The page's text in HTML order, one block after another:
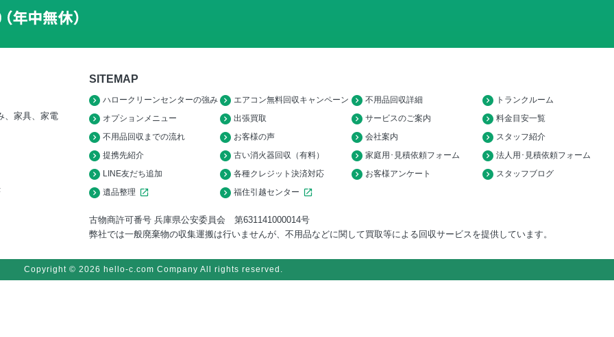
、家具、家電
SITEMAP
ハロークリーンセンターの強み エアコン無料回収キャンペーン 不用品回収詳細
トランクルーム
オプションメニュー
出張買取 サービスのご案内
料金目安一覧
不用品回収までの流れ
お客様の声 会社案内
スタッフ紹介
提携先紹介
古い消火器回収（有料） 家庭用･見積依頼フォーム
法人用･見積依頼フォーム
LINE友だち追加
各種クレジット決済対応 お客様アンケート
スタッフブログ
遺品整理 open_in_new 福住引越センター open_in_new
古物商許可番号 兵庫県公安委員会 第631141000014号
弊社では一般廃棄物の収集運搬は行いませんが、不用品などに関して買取等による回収サービスを提供しています。
Copyright © 2026 hello-c.com Company All rights reserved.